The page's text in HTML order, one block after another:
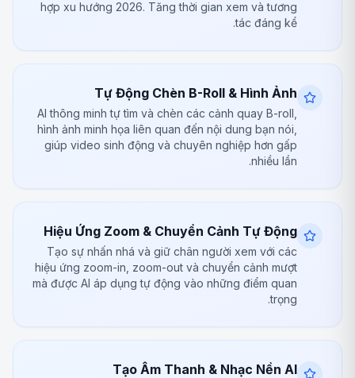
hợp xu hướng 2026. Tăng thời gian xem và tương
tác đáng kể.
Tự Động Chèn B-Roll & Hình Ảnh
AI thông minh tự tìm và chèn các cảnh quay B-roll,
hình ảnh minh họa liên quan đến nội dung bạn nói,
giúp video sinh động và chuyên nghiệp hơn gấp
nhiều lần.
Hiệu Ứng Zoom & Chuyển Cảnh Tự Động
Tạo sự nhấn nhá và giữ chân người xem với các
hiệu ứng zoom-in, zoom-out và chuyển cảnh mượt
mà được AI áp dụng tự động vào những điểm quan
trọng.
Tạo Âm Thanh & Nhạc Nền AI